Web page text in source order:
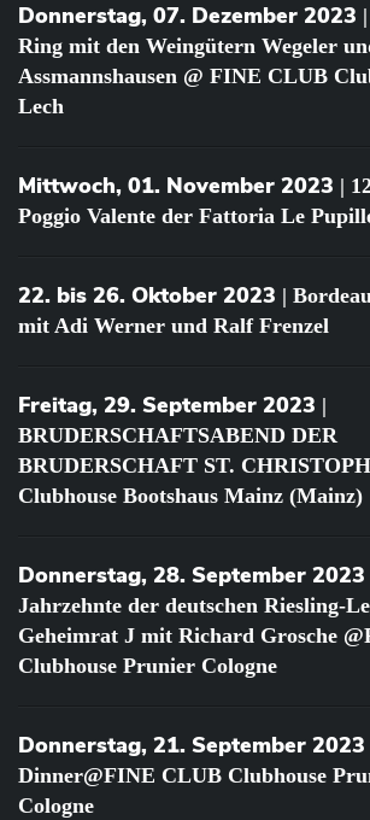
Donnerstag, 07. Dezember 2023
Ring mit den Weingütern Wegeler
Assmannshausen @ FINE CLUB
Lech
Mittwoch, 01. November 2023 |
Poggio Valente der Fattoria Le
22. bis 26. Oktober 2023 |
mit Adi Werner und Ralf Frenzel
Freitag, 29. September 2023 |
BRUDERSCHAFTSABEND DER
BRUDERSCHAFT ST.
Clubhouse Bootshaus Mainz (Mainz)
Donnerstag, 28. September 2023
Jahrzehnte der deutschen Riesling-
Geheimrat J mit Richard Grosche
Clubhouse Prunier Cologne
Donnerstag, 21. September 2023
Dinner@FINE CLUB Clubhouse
Cologne